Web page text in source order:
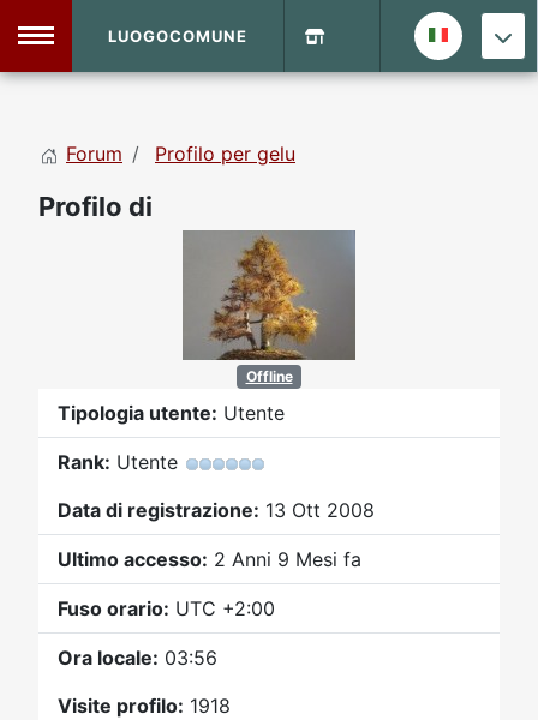
Vecchio Sito
Forum
LUOGOCOMUNE
Forum Profilo per gelu
Profilo di
Offline
Tipologia utente: Utente
Rank: Utente
Data di registrazione: 13 Ott 2008
Ultimo accesso: 2 Anni 9 Mesi fa
Fuso orario: UTC +2:00
Ora locale: 03:56
Visite profilo: 1918